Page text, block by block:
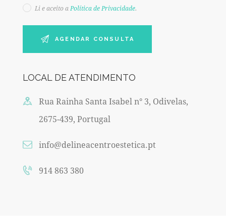
Li e aceito a Política de Privacidade.
LOCAL DE ATENDIMENTO
Rua Rainha Santa Isabel n° 3, Odivelas,
2675-439, Portugal
info@delineacentroestetica.pt
914 863 380